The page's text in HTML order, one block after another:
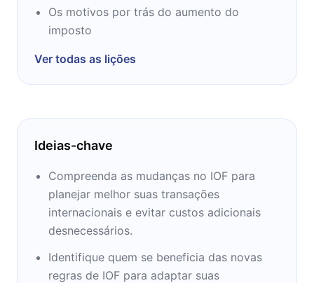
Os motivos por trás do aumento do
imposto
Ver todas as lições
Ideias-chave
Compreenda as mudanças no IOF para
planejar melhor suas transações
internacionais e evitar custos adicionais
desnecessários.
Identifique quem se beneficia das novas
regras de IOF para adaptar suas